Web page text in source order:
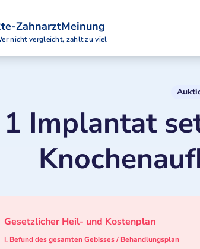
ZahnarztMeinung
nicht vergleicht, zahlt zu viel
1 Implantat
Gesetzlicher Heil- und Kostenplan
I. Befund des gesamten Gebisses / Behandlungsplan